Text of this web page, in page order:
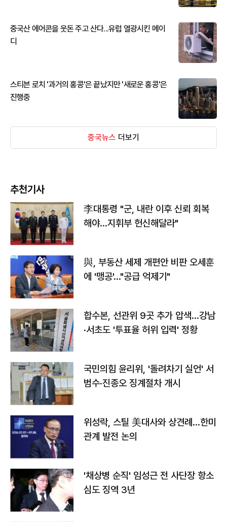
중국산 에어콘을 웃돈 주고 산다...유럽 열광시킨 메이
디
스티븐 로치 '과거의 홍콩'은 끝났지만 '새로운 홍콩'은
진행중
중국뉴스 더보기
추천기사
李대통령 "군, 내란 이후 신뢰 회복
해야…지휘부 헌신해달라"
與, 부동산 세제 개편안 비판 오세훈
에 '맹공'…"공급 억제기"
합수본, 선관위 9곳 추가 압색…강남
·서초도 '투표율 허위 입력' 정황
국민의힘 윤리위, '돌려차기 실언' 서
범수·진종오 징계절차 개시
위성락, 스틸 美대사와 상견례…한미
관계 발전 논의
'채상병 순직' 임성근 전 사단장 항소
심도 징역 3년